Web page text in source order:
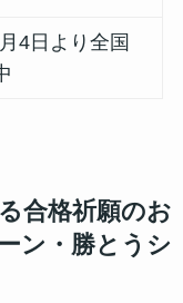
4日より全国
合格祈願のお
ン・勝とうシ